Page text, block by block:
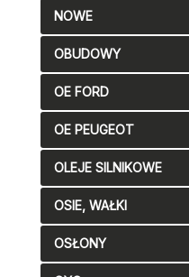
NOWE
OBUDOWY
OE FORD
OE PEUGEOT
OLEJE SILNIKOWE
OSIE, WAŁKI
OSŁONY